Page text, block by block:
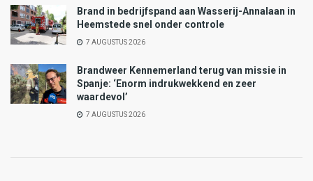
Brand in bedrijfspand aan Wasserij-Annalaan in
Heemstede snel onder controle
7 AUGUSTUS 2026
Brandweer Kennemerland terug van missie in
Spanje: ‘Enorm indrukwekkend en zeer
waardevol’
7 AUGUSTUS 2026